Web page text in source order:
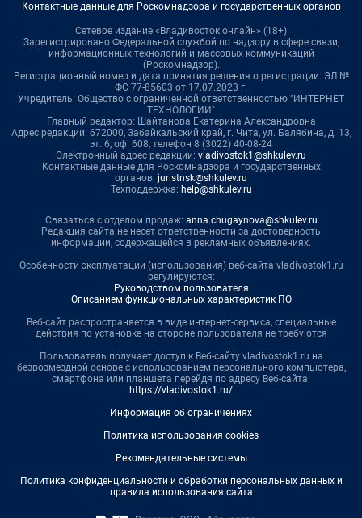
Контактные данные для Роскомнадзора и государственных органов
Сетевое издание «Владивосток онлайн» (18+)
Зарегистрировано Федеральной службой по надзору в сфере связи,
информационных технологий и массовых коммуникаций
(Роскомнадзор).
Регистрационный номер и дата принятия решения о регистрации: ЭЛ №
ФС 77-85603 от 17.07.2023 г.
Учредитель: Общество с ограниченной ответственностью "ИНТЕРНЕТ
ТЕХНОЛОГИИ"
Главный редактор: Шайтанова Екатерина Александровна
Адрес редакции: 672000, Забайкальский край, г. Чита, ул. Балябина, д. 13,
эт. 6, оф. 608, телефон 8 (3022) 40-08-24
Электронный адрес редакции: vladivostok1@shkulev.ru
Контактные данные для Роскомнадзора и государственных
органов: juristnsk@shkulev.ru
Техподдержка: help@shkulev.ru
Связаться с отделом продаж: anna.chugaynova@shkulev.ru
Редакция сайта не несет ответственности за достоверность
информации, содержащейся в рекламных объявлениях.
Особенности эксплуатации (использования) веб-сайта vladivostok1.ru
регулируются:
Руководством пользователя
Описанием функциональных характеристик ПО
Веб-сайт распространяется в виде интернет-сервиса, специальные
действия по установке на стороне пользователя не требуются
Пользователь получает доступ к Веб-сайту vladivostok1.ru на
безвозмездной основе с использованием персонального компьютера,
смартфона или планшета перейдя по адресу Веб-сайта:
https://vladivostok1.ru/
Информация об ограничениях
Политика использования cookies
Рекомендательные системы
Политика конфиденциальности и обработки персональных данных и
правила использования сайта